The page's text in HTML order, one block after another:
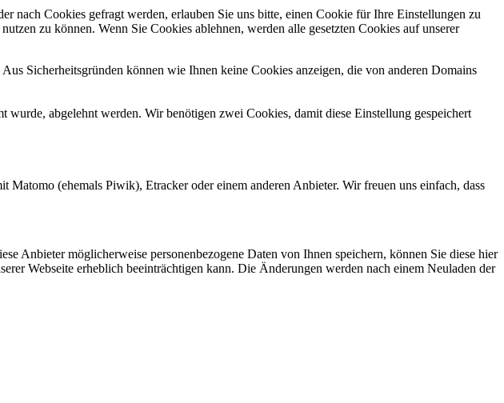
nach Cookies gefragt werden, erlauben Sie uns bitte, einen Cookie für Ihre Einstellungen zu
zu können. Wenn Sie Cookies ablehnen, werden alle gesetzten Cookies auf unserer
Sicherheitsgründen können wie Ihnen keine Cookies anzeigen, die von anderen Domains
abgelehnt werden. Wir benötigen zwei Cookies, damit diese Einstellung gespeichert
(ehemals Piwik), Etracker oder einem anderen Anbieter. Wir freuen uns einfach, dass
Anbieter möglicherweise personenbezogene Daten von Ihnen speichern, können Sie diese hier
Webseite erheblich beeinträchtigen kann. Die Änderungen werden nach einem Neuladen der